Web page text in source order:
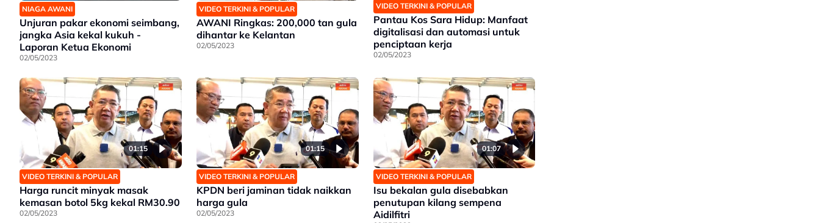
NIAGA AWANI
Unjuran pakar ekonomi seimbang,
jangka Asia kekal kukuh -
Laporan Ketua Ekonomi
02/05/2023
VIDEO TERKINI & POPULAR
AWANI Ringkas: 200,000 tan gula
dihantar ke Kelantan
02/05/2023
VIDEO TERKINI & POPULAR
Pantau Kos Sara Hidup: Manfaat
digitalisasi dan automasi untuk
penciptaan kerja
02/05/2023
01:15
VIDEO TERKINI & POPULAR
Harga runcit minyak masak
kemasan botol 5kg kekal RM30.90
02/05/2023
01:15
VIDEO TERKINI & POPULAR
KPDN beri jaminan tidak naikkan
harga gula
02/05/2023
01:07
VIDEO TERKINI & POPULAR
Isu bekalan gula disebabkan
penutupan kilang sempena
Aidilfitri